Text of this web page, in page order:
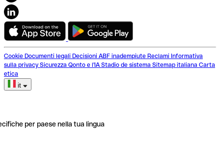
Cookie Documenti legali Decisioni ABF inadempiute Reclami Informativa
sulla privacy Sicurezza Qonto e l'IA Stadio de sistema Sitemap italiana Carta
etica
it
per paese nella tua lingua